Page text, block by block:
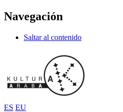
Navegación
Saltar al contenido
ES EU